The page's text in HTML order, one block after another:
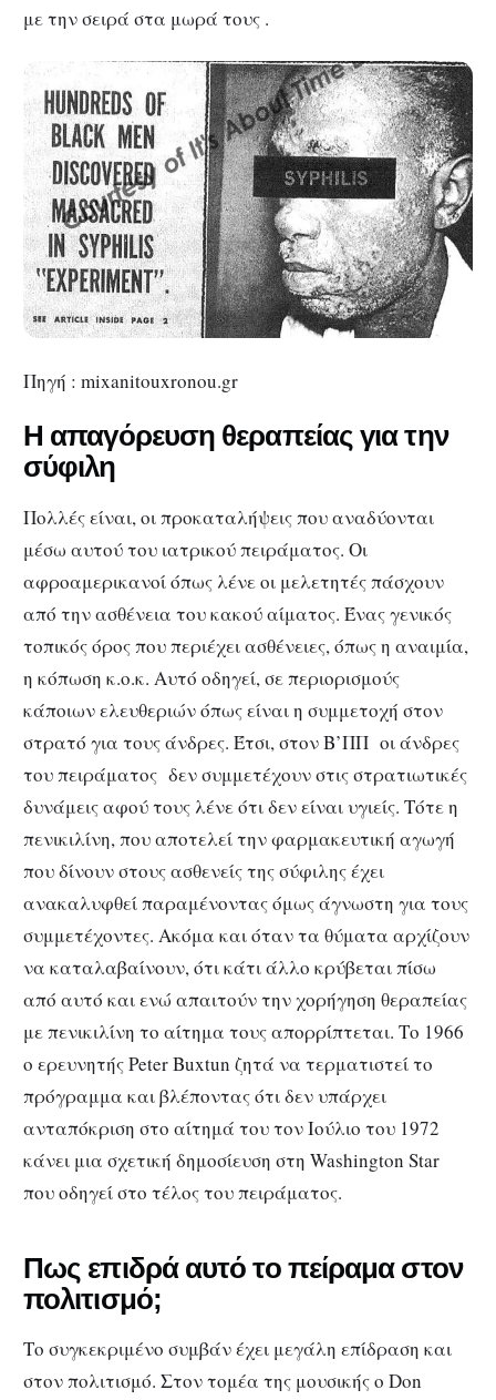
με την σειρά στα μωρά τους .
Πηγή : mixanitouxronou.gr
Η απαγόρευση θεραπείας για την
σύφιλη
Πολλές είναι, οι προκαταλήψεις που αναδύονται
μέσω αυτού του ιατρικού πειράματος. Οι
αφροαμερικανοί όπως λένε οι μελετητές πάσχουν
από την ασθένεια του κακού αίματος. Ένας γενικός
τοπικός όρος που περιέχει ασθένειες, όπως η αναιμία,
η κόπωση κ.ο.κ. Αυτό οδηγεί, σε περιορισμούς
κάποιων ελευθεριών όπως είναι η συμμετοχή στον
στρατό για τους άνδρες. Έτσι, στον Β’ΠΠ οι άνδρες
του πειράματος δεν συμμετέχουν στις στρατιωτικές
δυνάμεις αφού τους λένε ότι δεν είναι υγιείς. Τότε η
πενικιλίνη, που αποτελεί την φαρμακευτική αγωγή
που δίνουν στους ασθενείς της σύφιλης έχει
ανακαλυφθεί παραμένοντας όμως άγνωστη για τους
συμμετέχοντες. Ακόμα και όταν τα θύματα αρχίζουν
να καταλαβαίνουν, ότι κάτι άλλο κρύβεται πίσω
από αυτό και ενώ απαιτούν την χορήγηση θεραπείας
με πενικιλίνη το αίτημα τους απορρίπτεται. Το 1966
ο ερευνητής Peter Buxtun ζητά να τερματιστεί το
πρόγραμμα και βλέποντας ότι δεν υπάρχει
ανταπόκριση στο αίτημά του τον Ιούλιο του 1972
κάνει μια σχετική δημοσίευση στη Washington Star
που οδηγεί στο τέλος του πειράματος.
Πως επιδρά αυτό το πείραμα στον
πολιτισμό;
Το συγκεκριμένο συμβάν έχει μεγάλη επίδραση και
στον πολιτισμό. Στον τομέα της μουσικής ο Don